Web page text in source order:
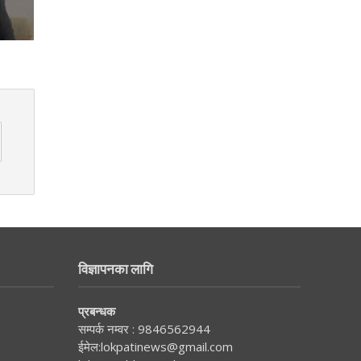
विज्ञापनका लागि
प्रबन्धक
सम्पर्क नम्वर : 9846562944
ईमेल:lokpatinews@gmail.com